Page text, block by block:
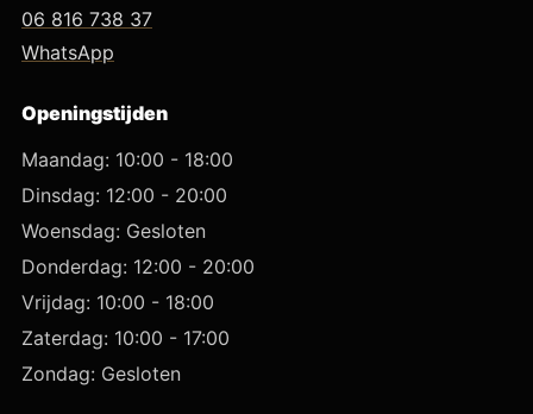
06 816 738 37
WhatsApp
Openingstijden
Maandag: 10:00 - 18:00
Dinsdag: 12:00 - 20:00
Woensdag: Gesloten
Donderdag: 12:00 - 20:00
Vrijdag: 10:00 - 18:00
Zaterdag: 10:00 - 17:00
Zondag: Gesloten